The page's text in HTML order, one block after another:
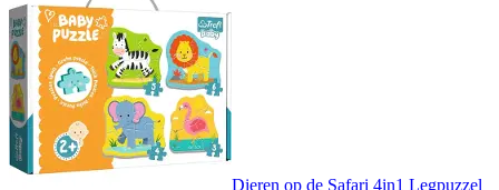
Dieren op de Safari 4in1 Legpuzzel